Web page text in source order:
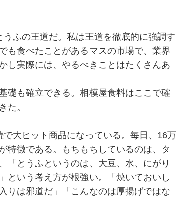
ふの王道だ。私は王道を徹底的に強調す
も食べたことがあるマスの市場で、業界
し実際には、やるべきことはたくさんあ
も確立できる。相模屋食料はここで確
た。
で大ヒット商品になっている。毎日、16万
特徴である。もちもちしているのは、タ
「とうふというのは、大豆、水、にがり
という考え方が根強い。「焼いておいし
りは邪道だ」「こんなのは厚揚げではな